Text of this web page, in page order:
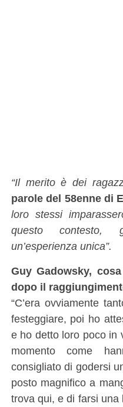
“Il merito è dei
parole del 58enne di
loro stessi
questo contesto,
un’esperienza unica”.
Guy Gadowsky,
dopo il
“C’era ovviamente
festeggiare, poi ho
e ho detto loro poco in
momento come
consigliato di godersi
posto magnifico a
trova qui, e di farsi